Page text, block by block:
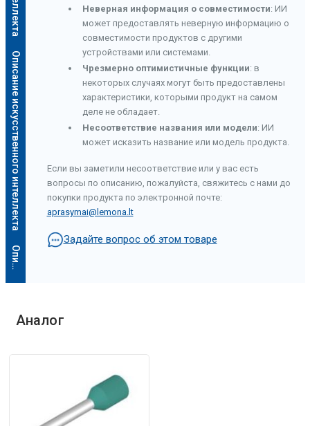
Описание искусственного интеллекта
О
п
и
с
а
н
и
е
и
с
к
у
с
с
т
в
е
н
н
о
г
о
и
н
т
е
л
л
е
к
т
а
Неверная информация о совместимости: ИИ
может предоставлять неверную информацию о
совместимости продуктов с другими
устройствами или системами.
Чрезмерно оптимистичные функции: в
некоторых случаях могут быть предоставлены
характеристики, которыми продукт на самом
деле не обладает.
Несоответствие названия или модели: ИИ
может исказить название или модель продукта.
Если вы заметили несоответствие или у вас есть
вопросы по описанию, пожалуйста, свяжитесь с нами до
покупки продукта по электронной почте:
aprasymai@lemona.lt
Задайте вопрос об этом товаре
Аналог